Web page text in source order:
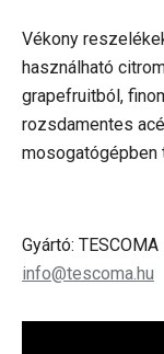
Vékony
használható
grapefruitból,
rozsdamentes
mosogatógépben
Gyártó:
info@tescoma.hu